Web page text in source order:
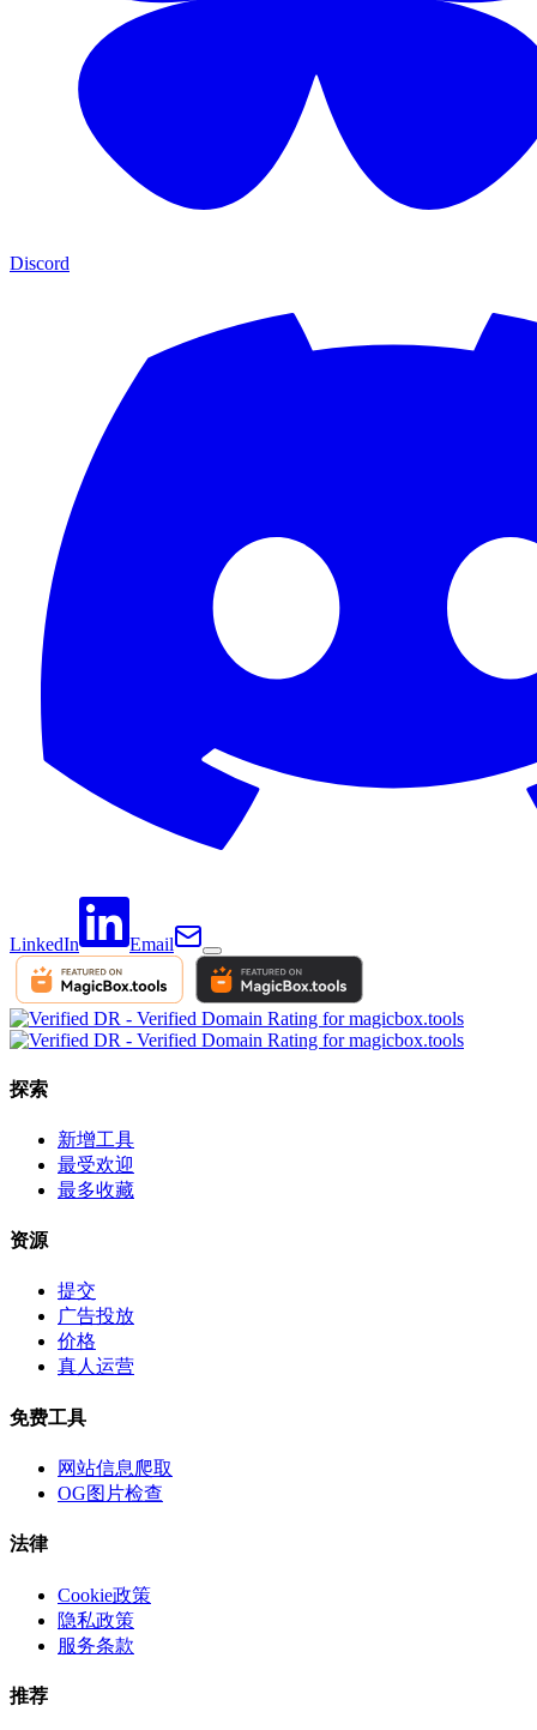
Discord
LinkedIn Email
探索
新增工具
最受欢迎
最多收藏
资源
提交
广告投放
价格
真人运营
免费工具
网站信息爬取
OG图片检查
法律
Cookie政策
隐私政策
服务条款
推荐